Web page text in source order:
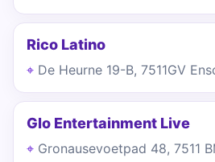
Rico Latino
De Heurne 19-B, 7511GV
Glo Entertainment Live
Gronausevoetpad 48, 7511